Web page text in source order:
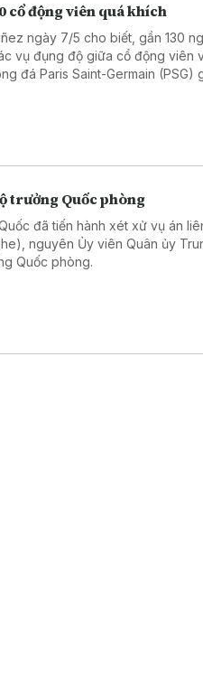
cổ động viên quá khích
ngày 7/5 cho biết, gần 130
vụ đụng độ giữa cổ động viên
đá Paris Saint-Germain (PSG)
trưởng Quốc phòng
đã tiến hành xét xử vụ án
nguyên Ủy viên Quân ủy
Quốc phòng.